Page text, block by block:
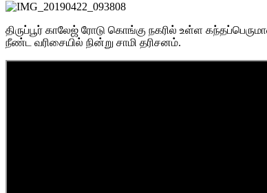
திருப்பூர் காலேஜ் ரோடு கொங்கு நகரில் உள்ள
நீண்ட வரிசையில் நின்று சாமி தரிசனம்.